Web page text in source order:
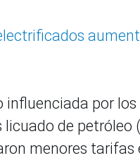
influenciada por
de petróleo
menores